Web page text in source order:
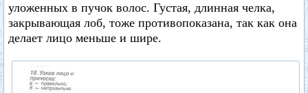
уложенных в пучок волос. Густая, длинная челка,
закрывающая лоб, тоже противопоказана, так как она
делает лицо меньше и шире.